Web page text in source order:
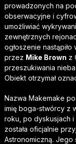
prowadzonych na
obserwacyjne i
umożliwiać
zewnętrznych
ogłoszenie
przez Mike Brown z
przeszukiwania
Obiekt otrzymał
Nazwa Makemake
imię boga-stwórcy z
roku, po dyskusjach
została oficjalnie
Astronomiczną. Jego